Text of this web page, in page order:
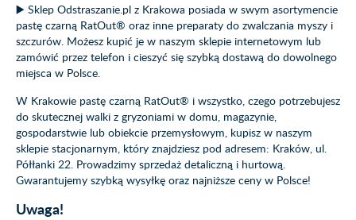
▶️ Sklep Odstraszanie.pl z Krakowa posiada w swym asortymencie
pastę czarną RatOut® oraz inne preparaty do zwalczania myszy i
szczurów. Możesz kupić je w naszym sklepie internetowym lub
zamówić przez telefon i cieszyć się szybką dostawą do dowolnego
miejsca w Polsce.
W Krakowie pastę czarną RatOut® i wszystko, czego potrzebujesz
do skutecznej walki z gryzoniami w domu, magazynie,
gospodarstwie lub obiekcie przemysłowym, kupisz w naszym
sklepie stacjonarnym, który znajdziesz pod adresem: Kraków, ul.
Półłanki 22. Prowadzimy sprzedaż detaliczną i hurtową.
Gwarantujemy szybką wysyłkę oraz najniższe ceny w Polsce!
Uwaga!